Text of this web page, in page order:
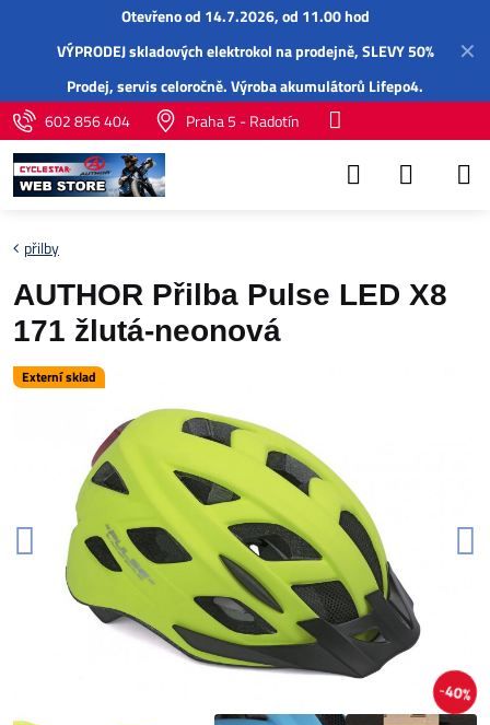
✕
Otevřeno od 14.7.2026, od 11.00 hod
VÝPRODEJ skladových elektrokol na prodejně, SLEVY 50%
Prodej,servisceloročně.Výroba akumulátorů Lifepo4.
602 856 404
Praha 5 - Radotín
Externí sklad
40%
přilby
AUTHOR Přilba Pulse LED X8
171 žlutá-neonová